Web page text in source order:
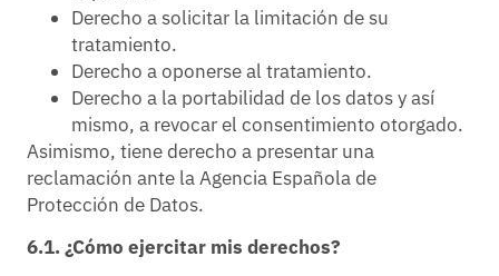
Derecho a solicitar la limitación de su
tratamiento.
Derecho a oponerse al tratamiento.
Derecho a la portabilidad de los datos y así
mismo, a revocar el consentimiento otorgado.
Asimismo, tiene derecho a presentar una
reclamación ante la Agencia Española de
Protección de Datos.
6.1. ¿Cómo ejercitar mis derechos?